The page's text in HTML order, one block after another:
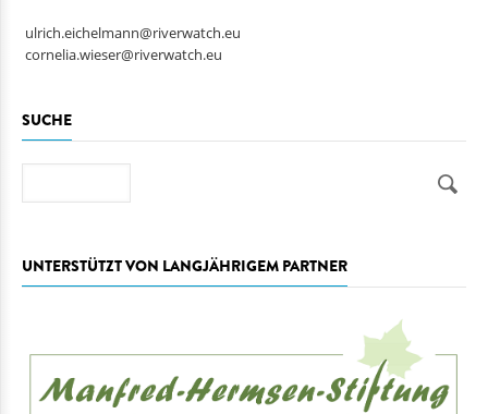
ulrich.eichelmann@riverwatch.eu
cornelia.wieser@riverwatch.eu
SUCHE
UNTERSTÜTZT VON LANGJÄHRIGEM PARTNER